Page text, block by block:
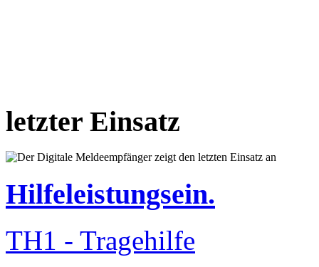
letzter Einsatz
Hilfeleistungsein.
TH1 - Tragehilfe